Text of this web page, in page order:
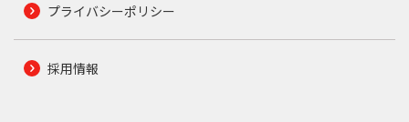
プライバシーポリシー
採用情報